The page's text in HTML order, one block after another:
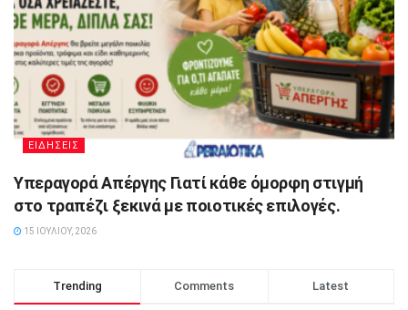
ΕΙΔΗΣΕΙΣ
Υπεραγορά Απέργης Γιατί κάθε όμορφη στιγμή
στο τραπέζι ξεκινά με ποιοτικές επιλογές.
15 ΙΟΥΛΊΟΥ, 2026
Trending Comments Latest